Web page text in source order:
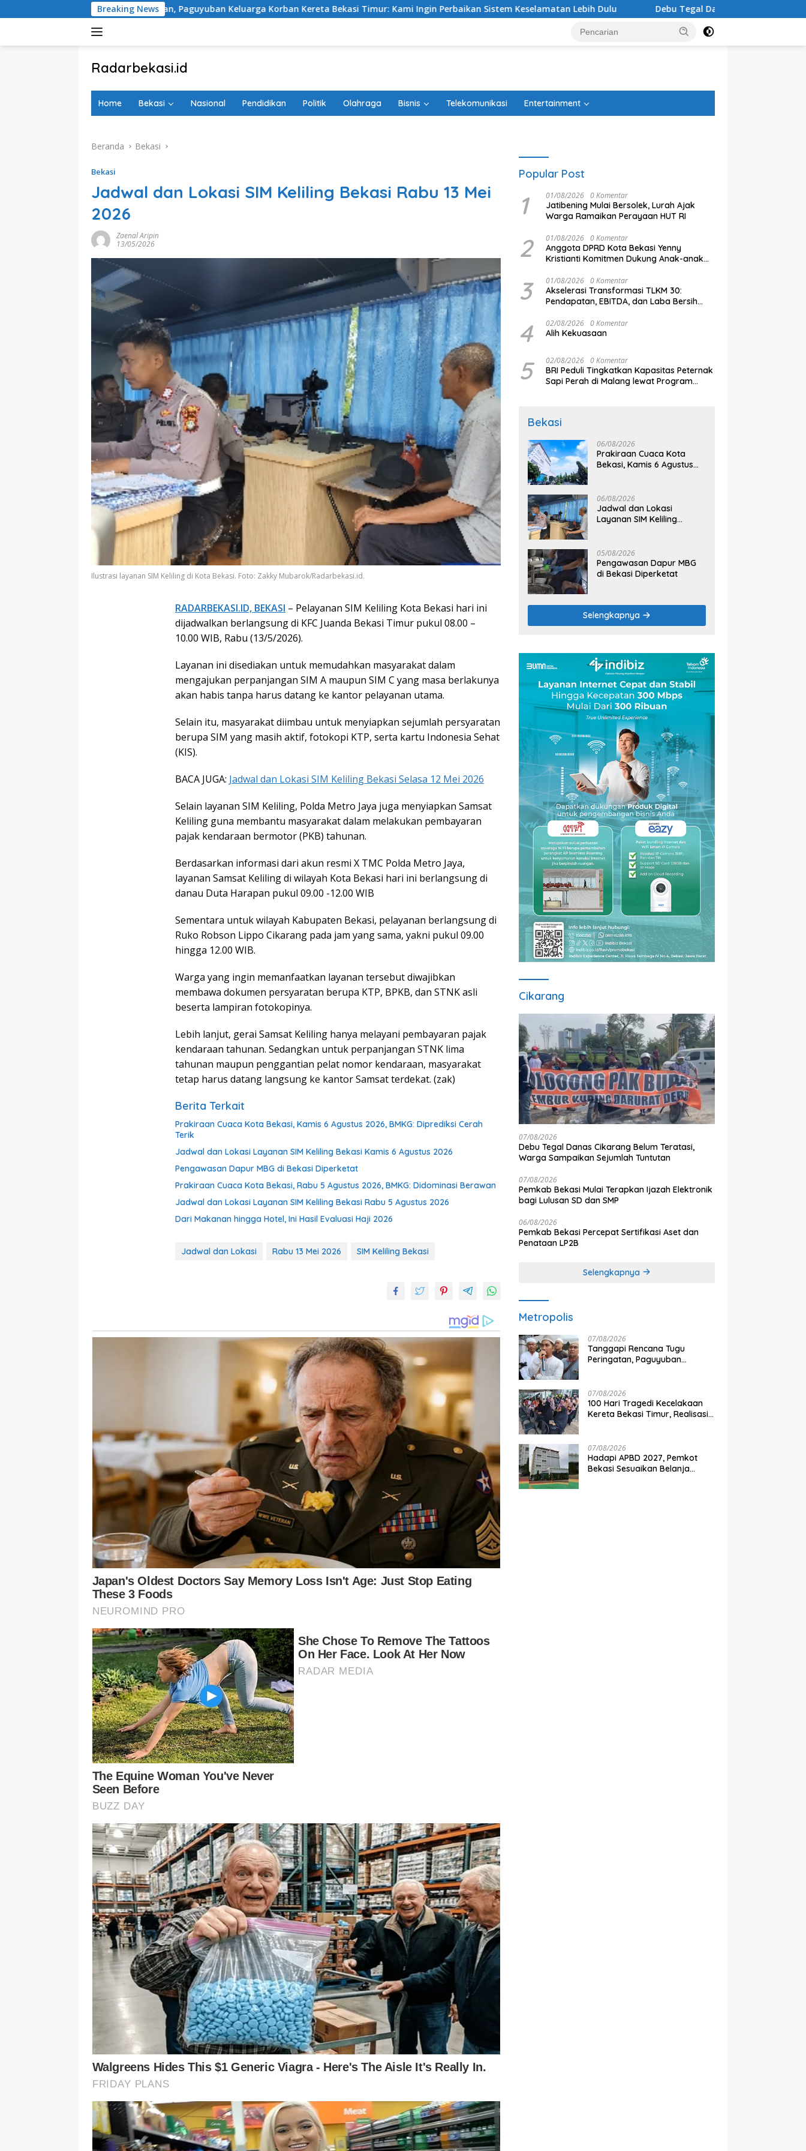
ke
Breaking News
Peringatan, Paguyuban Keluarga Korban Kereta Bekasi Timur: Kami Ingin Perbaikan Sistem Keselamatan Lebih Dulu Debu Tegal Danas Cikarang Belum Teratasi, Warga
Radarbekasi.id
Bekasi
Home Bekasi Nasional Pendidikan Politik Olahraga Bisnis Telekomunikasi Entertainment
Beranda Bekasi
Bekasi
Jadwal dan Lokasi SIM Keliling Bekasi Rabu 13 Mei
2026
Zaenal Aripin
13/05/2026
Ilustrasi layanan SIM Keliling di Kota Bekasi. Foto: Zakky Mubarok/Radarbekasi.id.
RADARBEKASI.ID, BEKASI – Pelayanan SIM Keliling Kota Bekasi hari ini
dijadwalkan berlangsung di KFC Juanda Bekasi Timur pukul 08.00 –
10.00 WIB, Rabu (13/5/2026).
Layanan ini disediakan untuk memudahkan masyarakat dalam
mengajukan perpanjangan SIM A maupun SIM C yang masa berlakunya
akan habis tanpa harus datang ke kantor pelayanan utama.
Selain itu, masyarakat diimbau untuk menyiapkan sejumlah persyaratan
berupa SIM yang masih aktif, fotokopi KTP, serta kartu Indonesia Sehat
(KIS).
BACA JUGA: Jadwal dan Lokasi SIM Keliling Bekasi Selasa 12 Mei 2026
Selain layanan SIM Keliling, Polda Metro Jaya juga menyiapkan Samsat
Keliling guna membantu masyarakat dalam melakukan pembayaran
pajak kendaraan bermotor (PKB) tahunan.
Berdasarkan informasi dari akun resmi X TMC Polda Metro Jaya,
layanan Samsat Keliling di wilayah Kota Bekasi hari ini berlangsung di
danau Duta Harapan pukul 09.00 -12.00 WIB
Sementara untuk wilayah Kabupaten Bekasi, pelayanan berlangsung di
Ruko Robson Lippo Cikarang pada jam yang sama, yakni pukul 09.00
hingga 12.00 WIB.
Warga yang ingin memanfaatkan layanan tersebut diwajibkan
membawa dokumen persyaratan berupa KTP, BPKB, dan STNK asli
beserta lampiran fotokopinya.
Lebih lanjut, gerai Samsat Keliling hanya melayani pembayaran pajak
kendaraan tahunan. Sedangkan untuk perpanjangan STNK lima
tahunan maupun penggantian pelat nomor kendaraan, masyarakat
tetap harus datang langsung ke kantor Samsat terdekat. (zak)
Berita Terkait
Prakiraan Cuaca Kota Bekasi, Kamis 6 Agustus 2026, BMKG: Diprediksi Cerah
Terik
Jadwal dan Lokasi Layanan SIM Keliling Bekasi Kamis 6 Agustus 2026
Pengawasan Dapur MBG di Bekasi Diperketat
Prakiraan Cuaca Kota Bekasi, Rabu 5 Agustus 2026, BMKG: Didominasi Berawan
Jadwal dan Lokasi Layanan SIM Keliling Bekasi Rabu 5 Agustus 2026
Dari Makanan hingga Hotel, Ini Hasil Evaluasi Haji 2026
Jadwal dan Lokasi Rabu 13 Mei 2026 SIM Keliling Bekasi
Popular Post
1 01/08/2026 0 Komentar
Jatibening Mulai Bersolek, Lurah Ajak
Warga Ramaikan Perayaan HUT RI
2 01/08/2026 0 Komentar
Anggota DPRD Kota Bekasi Yenny
Kristianti Komitmen Dukung Anak-anak
3 01/08/2026 0 Komentar
Akselerasi Transformasi TLKM 30:
Pendapatan, EBITDA, dan Laba Bersih
Paruh Pertama 2026
4 02/08/2026 0 Komentar
Alih Kekuasaan
5 02/08/2026 0 Komentar
BRI Peduli Tingkatkan Kapasitas Peternak
Sapi Perah di Malang lewat Program
Bekasi
06/08/2026
Prakiraan Cuaca Kota
Bekasi, Kamis 6 Agustus
06/08/2026
Jadwal dan Lokasi
Layanan SIM Keliling
05/08/2026
Pengawasan Dapur MBG
di Bekasi Diperketat
Selengkapnya
Cikarang
07/08/2026
Debu Tegal Danas Cikarang Belum Teratasi,
Warga Sampaikan Sejumlah Tuntutan
07/08/2026
Pemkab Bekasi Mulai Terapkan Ijazah Elektronik
bagi Lulusan SD dan SMP
06/08/2026
Pemkab Bekasi Percepat Sertifikasi Aset dan
Penataan LP2B
Selengkapnya
Metropolis
07/08/2026
Tanggapi Rencana Tugu
Peringatan, Paguyuban
Perbaikan Sistem Keselamatan
Lebih Dulu
07/08/2026
100 Hari Tragedi Kecelakaan
Kereta Bekasi Timur, Realisasi
07/08/2026
Hadapi APBD 2027, Pemkot
Bekasi Sesuaikan Belanja